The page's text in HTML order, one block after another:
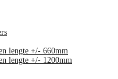
lengte +/- 660mm
lengte +/- 1200mm